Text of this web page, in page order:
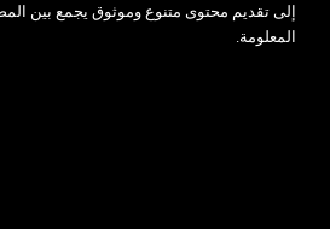
إلى تقديم محتوى متنوع وموثوق يجمع بين
المعلومة.